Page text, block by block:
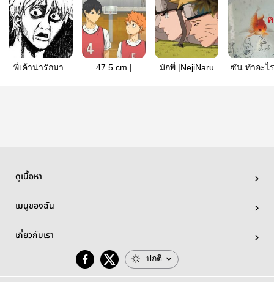
พี่เค้าน่ารักมาก
47.5 cm |
มักพี่ |NejiNaru
ซัน ทำอะไ
ดูเนื้อหา
เมนูของฉัน
เกี่ยวกับเรา
ปกติ